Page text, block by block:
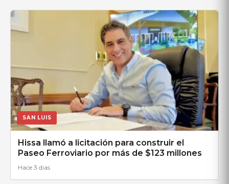
SAN LUIS
Hissa llamó a licitación para construir el
Paseo Ferroviario por más de $123 millones
Hace 3 dias